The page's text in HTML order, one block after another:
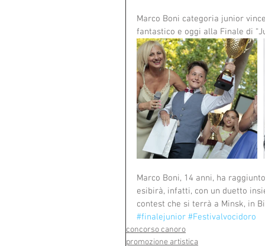
Marco Boni categoria junior
fantastico e oggi alla Finale di
Marco Boni, 14 anni, ha
esibirà, infatti, con un duetto
contest che si terrà a Minsk, in
#finalejunior #Festivalvocidoro
concorso canoro
promozione artistica